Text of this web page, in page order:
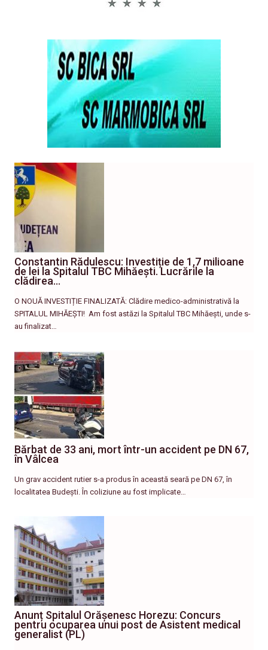
Constantin Rădulescu: Investiție de 1,7 milioane
de lei la Spitalul TBC Mihăești. Lucrările la
clădirea…
O NOUĂ INVESTIȚIE FINALIZATĂ: Clădire medico-administrativă la
SPITALUL MIHĂEȘTI! ​ Am fost astăzi la Spitalul TBC Mihăești, unde s-
au finalizat…
Bărbat de 33 ani, mort într-un accident pe DN 67,
în Vâlcea
Un grav accident rutier s-a produs în această seară pe DN 67, în
localitatea Budești. În coliziune au fost implicate…
Anunț Spitalul Orășenesc Horezu: Concurs
pentru ocuparea unui post de Asistent medical
generalist (PL)